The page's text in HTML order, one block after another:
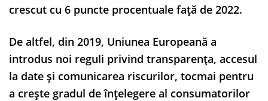
crescut cu 6 puncte procentuale față de 2022.
De altfel, din 2019, Uniunea Europeană a
introdus noi reguli privind transparența, accesul
la date și comunicarea riscurilor, tocmai pentru
a crește gradul de înțelegere al consumatorilor